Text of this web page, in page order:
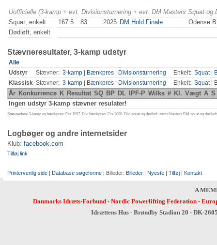
Uofficielle (3-kamp + evt. Divisionsturnering + evt. DM Masters Squat
Squat, enkelt
167.5 83 2025 DM Hold Finale
Odense
Dødløft, enkelt
Stævneresultater, 3-kamp udstyr
Alle
Udstyr
Stævner: 3-kamp Bænkpres Divisionsturnering Enkelt: Squat|
Klassisk Stævner: 3-kamp Bænkpres Divisionsturnering Enkelt: Squat|
År Konkurrence K Resultat SQ BP DL IPF-P Wilks # Kl. Vægt A S
Ingen udstyr 3-kamp stævner resulater!
Stævnedata: 3-kamp og bænkpres: Fra 1997. Div. bænkpres: Fra 2000. Div. squat og dødløft, samt Masters DM squat og
Logbøger og andre internetsider
Klub: facebook.com
Tilføj link
Printervenlig side | Database søgeforme | Billeder: Billeder | Nyeste | Tilføj | Kontakt
A
Danmarks Idræts-Forbund- Nordic Powerlifting Federation-
Idrættens Hus - Brøndby Stadion 20 - DK-